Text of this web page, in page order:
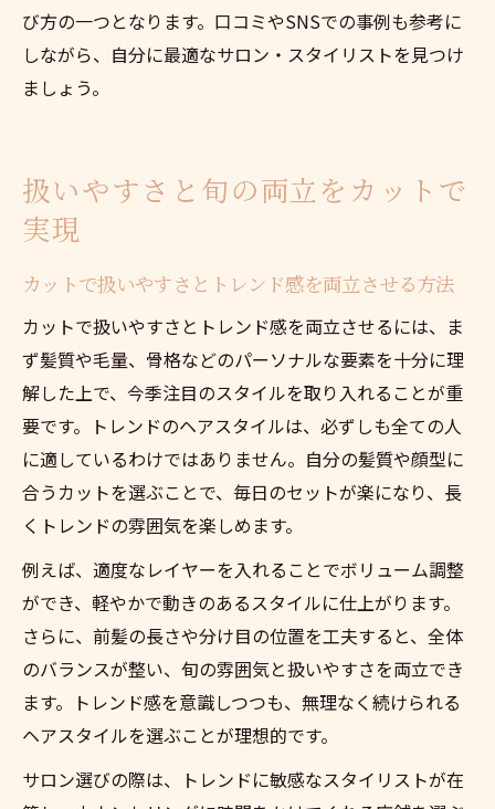
び方の一つとなります。口コミやSNSでの事例も参考に
しながら、自分に最適なサロン・スタイリストを見つけ
ましょう。
扱いやすさと旬の両立をカットで
実現
カットで扱いやすさとトレンド感を両立させる方法
カットで扱いやすさとトレンド感を両立させるには、ま
ず髪質や毛量、骨格などのパーソナルな要素を十分に理
解した上で、今季注目のスタイルを取り入れることが重
要です。トレンドのヘアスタイルは、必ずしも全ての人
に適しているわけではありません。自分の髪質や顔型に
合うカットを選ぶことで、毎日のセットが楽になり、長
くトレンドの雰囲気を楽しめます。
例えば、適度なレイヤーを入れることでボリューム調整
ができ、軽やかで動きのあるスタイルに仕上がります。
さらに、前髪の長さや分け目の位置を工夫すると、全体
のバランスが整い、旬の雰囲気と扱いやすさを両立でき
ます。トレンド感を意識しつつも、無理なく続けられる
ヘアスタイルを選ぶことが理想的です。
サロン選びの際は、トレンドに敏感なスタイリストが在